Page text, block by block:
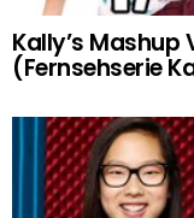
Kally’s Mashup
(Fernsehserie